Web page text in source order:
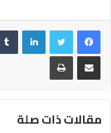
فيسبوكتويتر لينكدإن
مشاركة عبر البريد طباعة
مقالات ذات صلة